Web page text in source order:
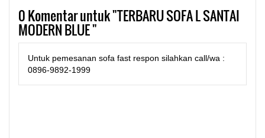
0Komentar untuk "TERBARU SOFA L SANTAI
MODERN BLUE "
Untuk pemesanan sofa fast respon silahkan call/wa :
0896-9892-1999